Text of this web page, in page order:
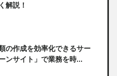
解説！
の作成を効率化できるサー
ンサイト」で業務を時...